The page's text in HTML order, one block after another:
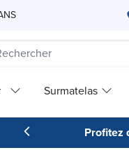
Surmatelas
Profitez